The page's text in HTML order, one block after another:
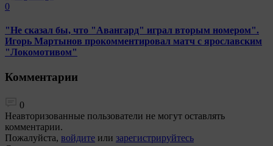
0
"Не сказал бы, что "Авангард" играл вторым номером".
Игорь Мартынов прокомментировал матч с ярославским
"Локомотивом"
Комментарии
0
Неавторизованные пользователи не могут оставлять
комментарии.
Пожалуйста, войдите или зарегистрируйтесь